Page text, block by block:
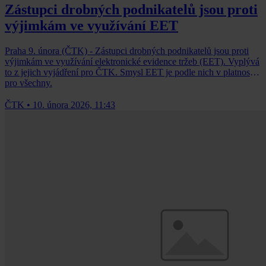
Zástupci drobných podnikatelů jsou proti
výjimkám ve využívání EET
Praha 9. února (ČTK) - Zástupci drobných podnikatelů jsou proti
výjimkám ve využívání elektronické evidence tržeb (EET). Vyplývá
to z jejich vyjádření pro ČTK. Smysl EET je podle nich v platnosti
pro všechny.
ČTK • 10. února 2026, 11:43